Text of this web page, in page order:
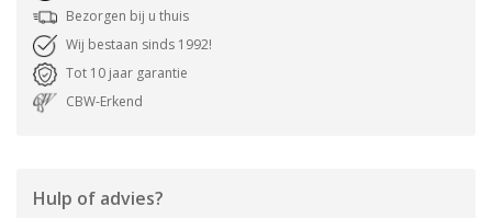
Bezorgen bij u thuis
Wij bestaan sinds 1992!
Tot 10 jaar garantie
CBW-Erkend
Hulp of advies?